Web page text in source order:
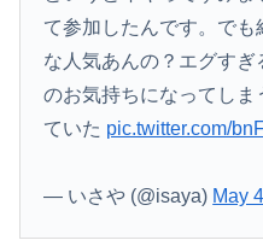
て参加したんです。で
な人気あんの？エグすぎ
のお気持ちになってしま
ていた pic.twitter.com/
— いさや (@isaya) May